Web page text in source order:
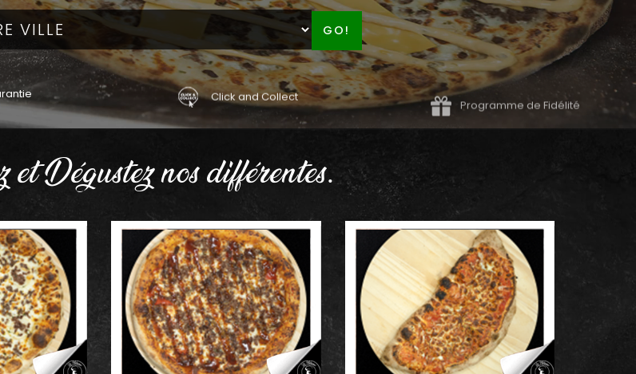
GO!
Click and Collect Programme de Fidélité
et Dégustez nos différentes.
AJOUTER